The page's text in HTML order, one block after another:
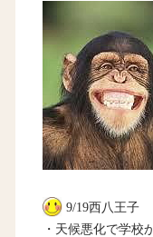
9/19西八王子
・天候悪化で学校